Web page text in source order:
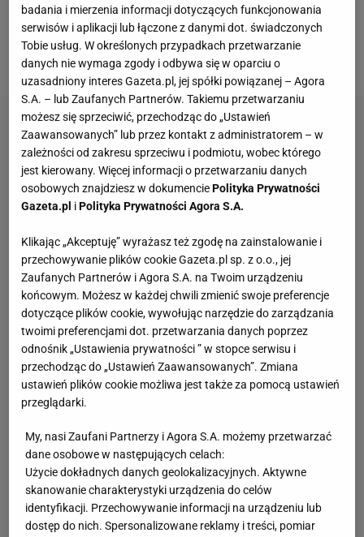
przy 57. Nie ulega żadnej wątpliwości, że w piątek
ich forma może okazać się decydująca dla losów
meczu.
badania i mierzenia informacji dotyczących funkcjonowania
serwisów i aplikacji lub łączone z danymi dot. świadczonych
Tobie usług. W określonych przypadkach przetwarzanie
danych nie wymaga zgody i odbywa się w oparciu o
uzasadniony interes Gazeta.pl, jej spółki powiązanej – Agora
S.A. – lub Zaufanych Partnerów. Takiemu przetwarzaniu
możesz się sprzeciwić, przechodząc do „Ustawień
Zaawansowanych” lub przez kontakt z administratorem – w
zależności od zakresu sprzeciwu i podmiotu, wobec którego
jest kierowany. Więcej informacji o przetwarzaniu danych
osobowych znajdziesz w dokumenciePolityka Prywatności
Gazeta.pl iPolityka Prywatności Agora S.A.
Klikając „Akceptuję” wyrażasz też zgodę na zainstalowanie i
przechowywanie plików cookie Gazeta.pl sp. z o.o., jej
Zaufanych Partnerów i Agora S.A. na Twoim urządzeniu
końcowym. Możesz w każdej chwili zmienić swoje preferencje
dotyczące plików cookie, wywołując narzędzie do zarządzania
twoimi preferencjami dot. przetwarzania danych poprzez
odnośnik „Ustawienia prywatności ” w stopce serwisu i
przechodząc do „Ustawień Zaawansowanych”. Zmiana
ustawień plików cookie możliwa jest także za pomocą ustawień
przeglądarki.
My, nasi Zaufani Partnerzy i Agora S.A. możemy przetwarzać
dane osobowe w następujących celach:
Użycie dokładnych danych geolokalizacyjnych. Aktywne
skanowanie charakterystyki urządzenia do celów
identyfikacji. Przechowywanie informacji na urządzeniu lub
dostęp do nich. Spersonalizowane reklamy i treści, pomiar